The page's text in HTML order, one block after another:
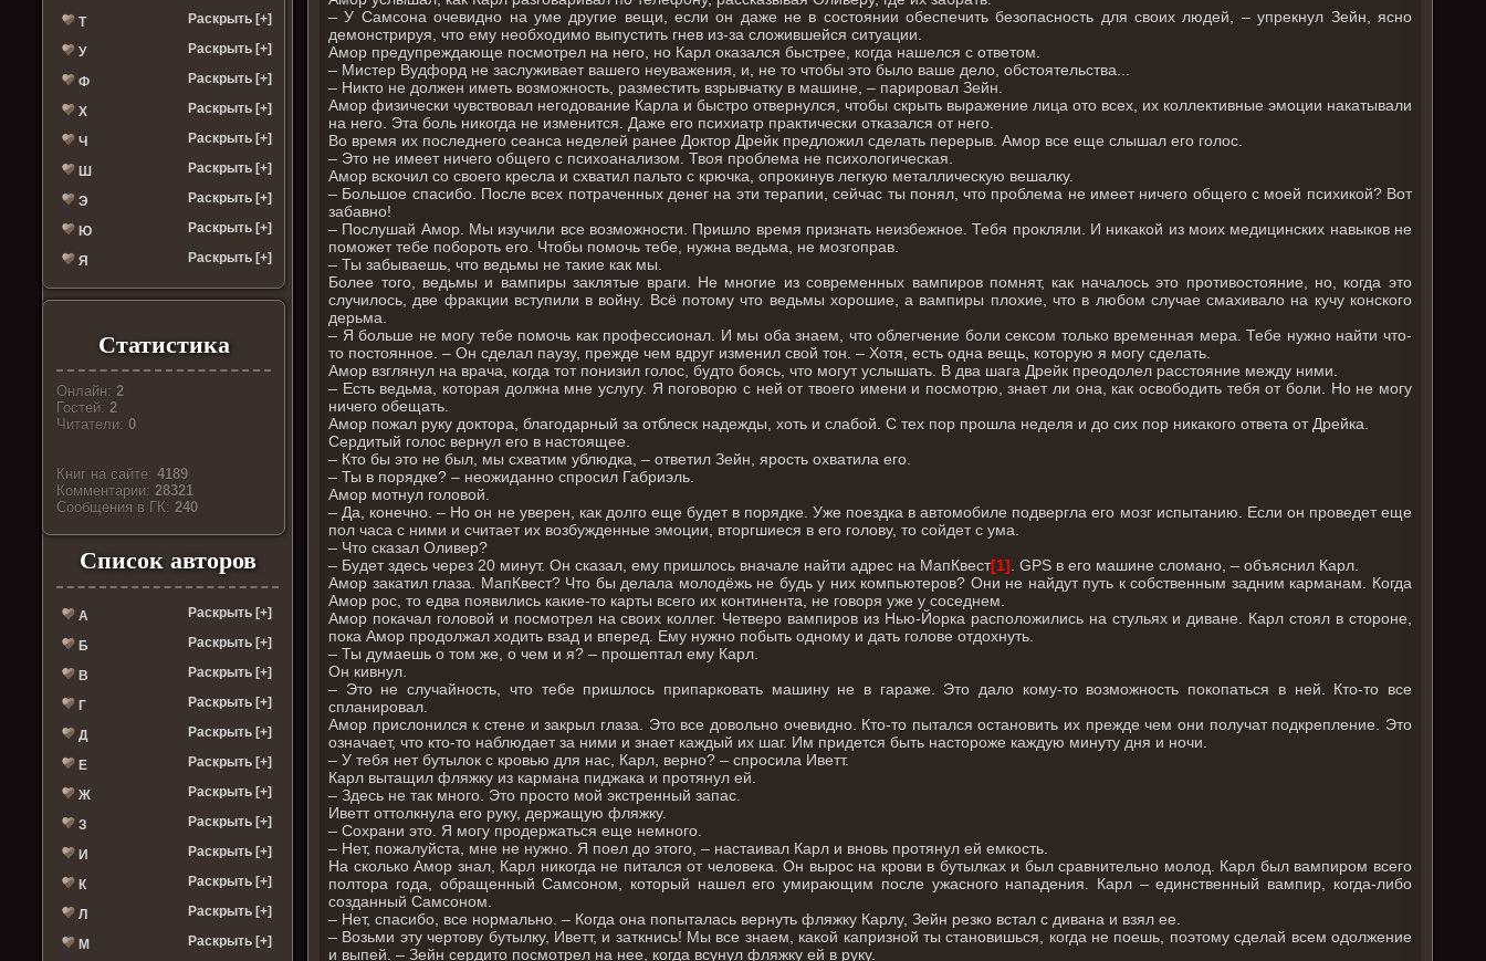
Т Раскрыть [+]
У Раскрыть [+]
Ф Раскрыть [+]
Х Раскрыть [+]
Ч Раскрыть [+]
Ш Раскрыть [+]
Э Раскрыть [+]
Ю Раскрыть [+]
Я Раскрыть [+]
Статистика
Онлайн:2
Гостей:2
Читатели:0
Книг на сайте:4189
Комментарии:28321
Cообщения в ГК:240
Список авторов
А Раскрыть [+]
Б Раскрыть [+]
В Раскрыть [+]
Г Раскрыть [+]
Д Раскрыть [+]
Е Раскрыть [+]
Ж Раскрыть [+]
З Раскрыть [+]
И Раскрыть [+]
К Раскрыть [+]
Л Раскрыть [+]
М Раскрыть [+]
– У Самсона очевидно на уме другие вещи, если он даже не в состоянии обеспечить безопасность для своих людей, – упрекнул Зейн, ясно
демонстрируя, что ему необходимо выпустить гнев из-за сложившейся ситуации.
Амор предупреждающе посмотрел на него, но Карл оказался быстрее, когда нашелся с ответом.
– Мистер Вудфорд не заслуживает вашего неуважения, и, не то чтобы это было ваше дело, обстоятельства...
– Никто не должен иметь возможность, разместить взрывчатку в машине, – парировал Зейн.
Амор физически чувствовал негодование Карла и быстро отвернулся, чтобы скрыть выражение лица ото всех, их коллективные эмоции накатывали
на него. Эта боль никогда не изменится. Даже его психиатр практически отказался от него.
Во время их последнего сеанса неделей ранее Доктор Дрейк предложил сделать перерыв. Амор все еще слышал его голос.
– Это не имеет ничего общего с психоанализом. Твоя проблема не психологическая.
Амор вскочил со своего кресла и схватил пальто с крючка, опрокинув легкую металлическую вешалку.
– Большое спасибо. После всех потраченных денег на эти терапии, сейчас ты понял, что проблема не имеет ничего общего с моей психикой? Вот
забавно!
– Послушай Амор. Мы изучили все возможности. Пришло время признать неизбежное. Тебя прокляли. И никакой из моих медицинских навыков не
поможет тебе побороть его. Чтобы помочь тебе, нужна ведьма, не мозгоправ.
– Ты забываешь, что ведьмы не такие как мы.
Более того, ведьмы и вампиры заклятые враги. Не многие из современных вампиров помнят, как началось это противостояние, но, когда это
случилось, две фракции вступили в войну. Всё потому что ведьмы хорошие, а вампиры плохие, что в любом случае смахивало на кучу конского
дерьма.
– Я больше не могу тебе помочь как профессионал. И мы оба знаем, что облегчение боли сексом только временная мера. Тебе нужно найти что-
то постоянное. – Он сделал паузу, прежде чем вдруг изменил свой тон. – Хотя, есть одна вещь, которую я могу сделать.
Амор взглянул на врача, когда тот понизил голос, будто боясь, что могут услышать. В два шага Дрейк преодолел расстояние между ними.
– Есть ведьма, которая должна мне услугу. Я поговорю с ней от твоего имени и посмотрю, знает ли она, как освободить тебя от боли. Но не могу
ничего обещать.
Амор пожал руку доктора, благодарный за отблеск надежды, хоть и слабой. С тех пор прошла неделя и до сих пор никакого ответа от Дрейка.
Сердитый голос вернул его в настоящее.
– Кто бы это не был, мы схватим ублюдка, – ответил Зейн, ярость охватила его.
– Ты в порядке? – неожиданно спросил Габриэль.
Амор мотнул головой.
– Да, конечно. – Но он не уверен, как долго еще будет в порядке. Уже поездка в автомобиле подвергла его мозг испытанию. Если он проведет еще
пол часа с ними и считает их возбужденные эмоции, вторгшиеся в его голову, то сойдет с ума.
– Что сказал Оливер?
– Будет здесь через 20 минут. Он сказал, ему пришлось вначале найти адрес на МапКвест[1] . GPS в его машине сломано, – объяснил Карл.
Амор закатил глаза. МапКвест? Что бы делала молодёжь не будь у них компьютеров? Они не найдут путь к собственным задним карманам. Когда
Амор рос, то едва появились какие-то карты всего их континента, не говоря уже у соседнем.
Амор покачал головой и посмотрел на своих коллег. Четверо вампиров из Нью-Йорка расположились на стульях и диване. Карл стоял в стороне,
пока Амор продолжал ходить взад и вперед. Ему нужно побыть одному и дать голове отдохнуть.
– Ты думаешь о том же, о чем и я? – прошептал ему Карл.
Он кивнул.
– Это не случайность, что тебе пришлось припарковать машину не в гараже. Это дало кому-то возможность покопаться в ней. Кто-то все
спланировал.
Амор прислонился к стене и закрыл глаза. Это все довольно очевидно. Кто-то пытался остановить их прежде чем они получат подкрепление. Это
означает, что кто-то наблюдает за ними и знает каждый их шаг. Им придется быть настороже каждую минуту дня и ночи.
– У тебя нет бутылок с кровью для нас, Карл, верно? – спросила Иветт.
Карл вытащил фляжку из кармана пиджака и протянул ей.
– Здесь не так много. Это просто мой экстренный запас.
Иветт оттолкнула его руку, держащую фляжку.
– Сохрани это. Я могу продержаться еще немного.
– Нет, пожалуйста, мне не нужно. Я поел до этого, – настаивал Карл и вновь протянул ей емкость.
На сколько Амор знал, Карл никогда не питался от человека. Он вырос на крови в бутылках и был сравнительно молод. Карл был вампиром всего
полтора года, обращенный Самсоном, который нашел его умирающим после ужасного нападения. Карл – единственный вампир, когда-либо
созданный Самсоном.
– Нет, спасибо, все нормально. – Когда она попыталась вернуть фляжку Карлу, Зейн резко встал с дивана и взял ее.
– Возьми эту чертову бутылку, Иветт, и заткнись! Мы все знаем, какой капризной ты становишься, когда не поешь, поэтому сделай всем одолжение
и выпей. – Зейн сердито посмотрел на нее, когда всунул фляжку ей в руку.